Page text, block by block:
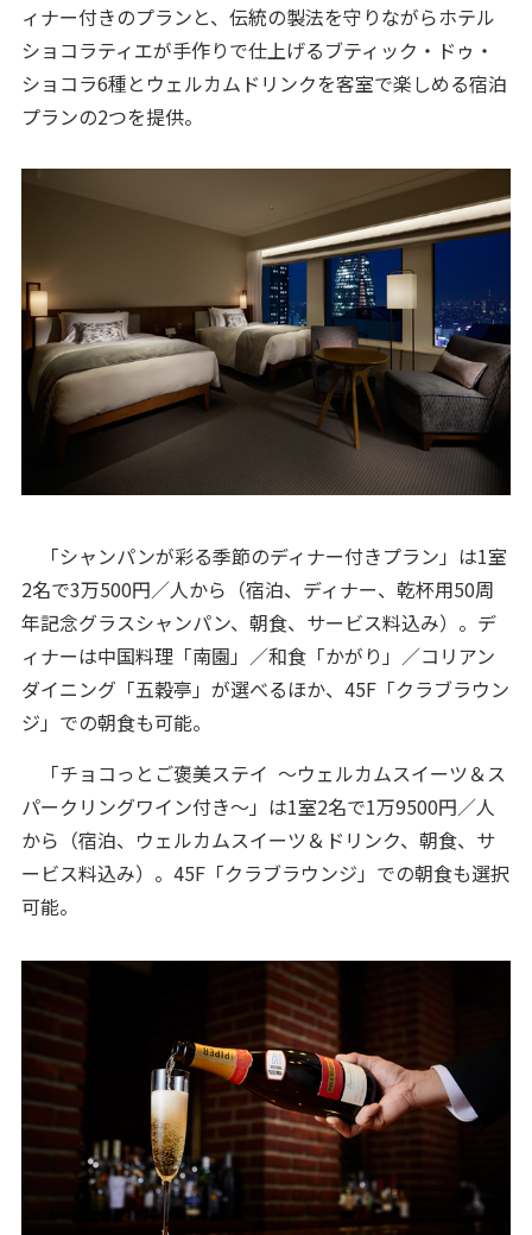
ィナー付きのプランと、伝統の製法を守りながらホテル
ショコラティエが手作りで仕上げるブティック・ドゥ・
ショコラ6種とウェルカムドリンクを客室で楽しめる宿泊
プランの2つを提供。
「シャンパンが彩る季節のディナー付きプラン」は1室
2名で3万500円／人から（宿泊、ディナー、乾杯用50周
年記念グラスシャンパン、朝食、サービス料込み）。デ
ィナーは中国料理「南園」／和食「かがり」／コリアン
ダイニング「五穀亭」が選べるほか、45F「クラブラウン
ジ」での朝食も可能。
「チョコっとご褒美ステイ ～ウェルカムスイーツ＆ス
パークリングワイン付き～」は1室2名で1万9500円／人
から（宿泊、ウェルカムスイーツ＆ドリンク、朝食、サ
ービス料込み）。45F「クラブラウンジ」での朝食も選択
可能。